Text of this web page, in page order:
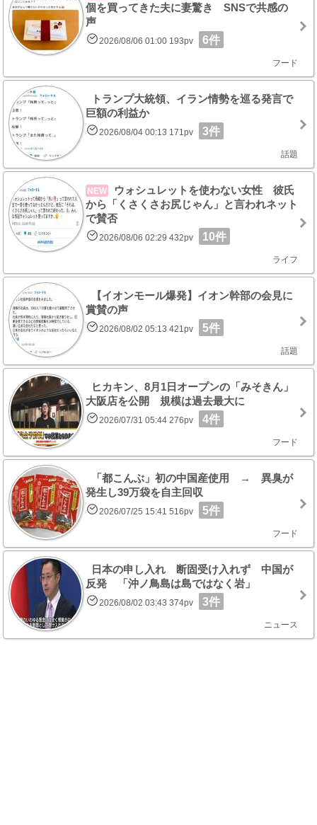
個を買ってきた夫に妻驚き SNSで共感の
声
2026/08/06 01:00 193pv 6件
フード
トランプ大統領、イラン情勢を巡る発言で
巨額の利益か
2026/08/04 00:13 171pv 3件
話題
NEW
ウォシュレットを使わない女性 彼氏
から「くさくさお尻じゃん」と言われネット
で賛否
2026/08/06 02:29 432pv 10件
ライフ
【イオンモール爆発】イオン幹部の会見に
賞賛の声
2026/08/02 05:13 421pv 5件
話題
ヒカキン、8月1日オープンの「みそきん」
大阪店を公開 規模は過去最大に
2026/07/31 05:44 276pv 4件
フード
「都こんぶ」初の中国産使用 → 異臭が
発生し39万袋を自主回収
2026/07/25 15:41 516pv 5件
フード
日本の申し入れ 断固受け入れず 中国が
反発 「沖ノ鳥島は島ではなく岩」
2026/08/02 03:43 374pv 3件
ニュース